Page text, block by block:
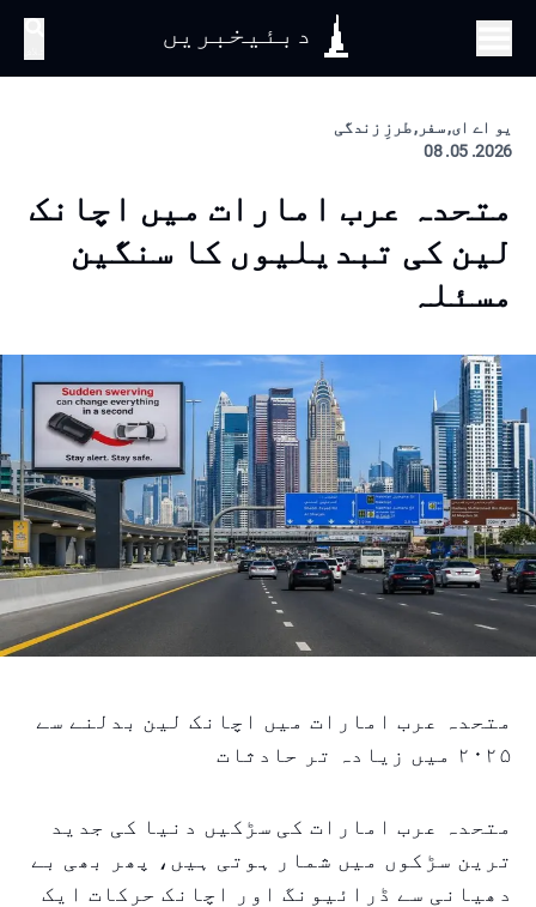
دبئیخبریں
یو اے ای, سفر, طرزِ زندگی
2026. 05. 08
متحدہ عرب امارات میں اچانک
لین کی تبدیلیوں کا سنگین
مسئلہ
متحدہ عرب امارات میں اچانک لین بدلنے سے
۲۰۲۵ میں زیادہ تر حادثات
متحدہ عرب امارات کی سڑکیں دنیا کی جدید
ترین سڑکوں میں شمار ہوتی ہیں، پھر بھی بے
دھیانی سے ڈرائیونگ اور اچانک حرکات ایک